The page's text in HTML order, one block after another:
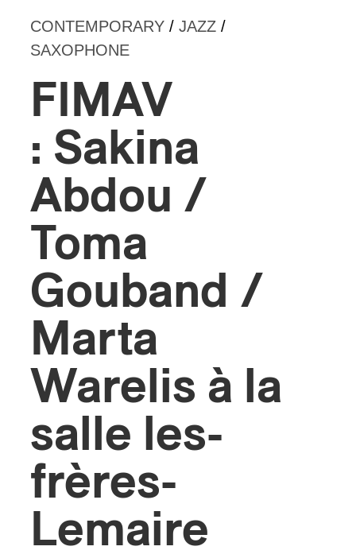
CONTEMPORARY / JAZZ /
SAXOPHONE
FIMAV
: Sakina
Abdou /
Toma
Gouband /
Marta
Warelis à la
salle les-
frères-
Lemaire